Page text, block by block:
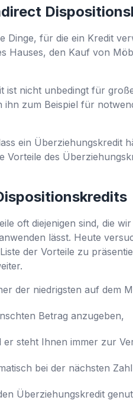
Dinge, für die ein Kredit
Hauses, den Kauf von
nicht unbedingt für
zum Beispiel für
ein Überziehungskredit
Vorteile des
oft diejenigen sind, die
lässt. Heute
der Vorteile zu
der niedrigsten auf dem
Betrag anzugeben,
er steht Ihnen immer zur
bei der nächsten
Überziehungskredit